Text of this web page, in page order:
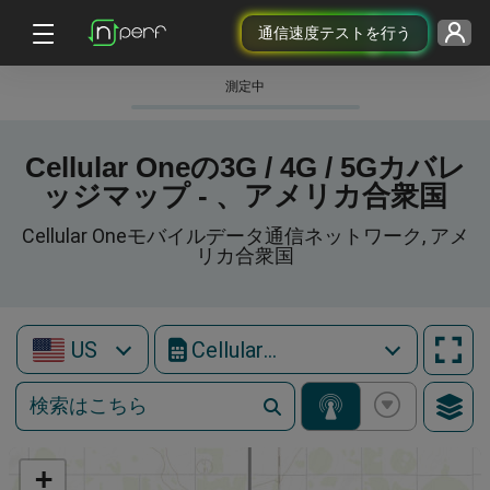
通信速度テストを行う
測定中
Cellular Oneの3G / 4G / 5Gカバレ
ッジマップ - 、アメリカ合衆国
Cellular Oneモバイルデータ通信ネットワーク, アメ
リカ合衆国
US Cellular One
+